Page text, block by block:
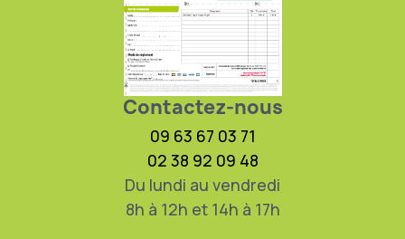
Contactez-nous
09 63 67 03 71
02 38 92 09 48
Du lundi au vendredi
8h à 12h et 14h à 17h